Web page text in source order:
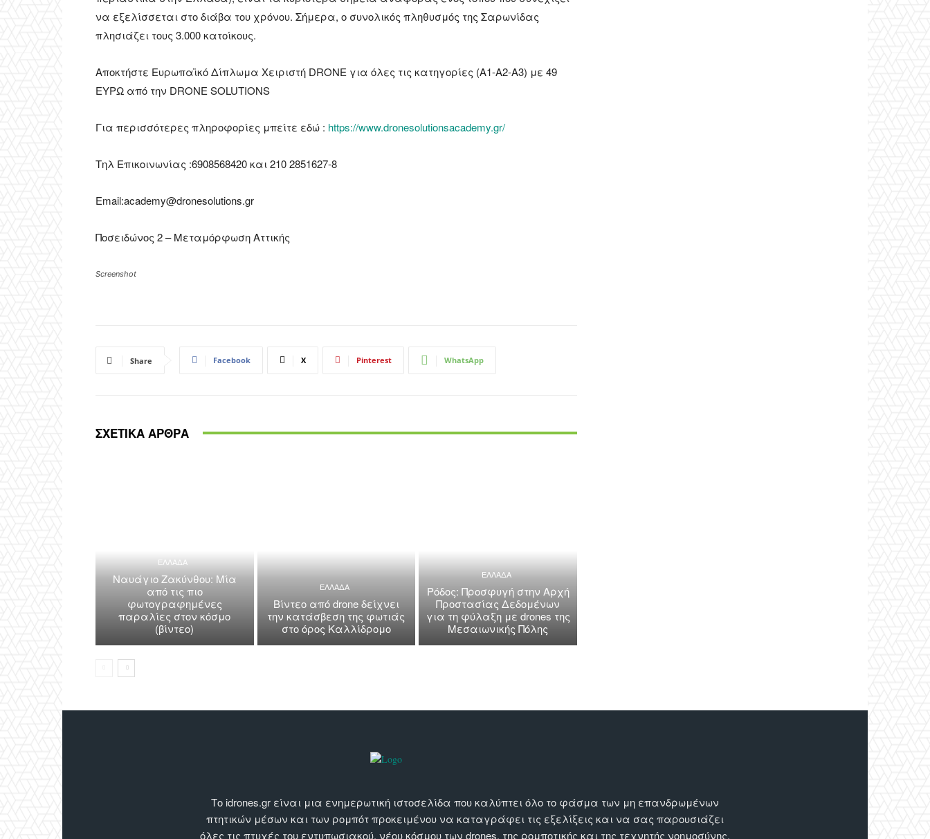
να εξελίσσεται στο διάβα του χρόνου. Σήμερα, ο συνολικός πληθυσμός της Σαρωνίδας
πλησιάζει τους 3.000 κατοίκους.
Αποκτήστε Ευρωπαϊκό Δίπλωμα Χειριστή DRONE για όλες τις κατηγορίες (Α1-Α2-Α3) με 49
ΕΥΡΩ από την DRONE SOLUTIONS
Για περισσότερες πληροφορίες μπείτε εδώ : https://www.dronesolutionsacademy.gr/
Τηλ Επικοινωνίας :6908568420και 210 2851627-8
Email:academy@dronesolutions.gr
Ποσειδώνος 2 – Μεταμόρφωση Αττικής
Screenshot
Share Facebook X Pinterest WhatsApp
ΣΧΕΤΙΚΑ ΑΡΘΡΑ
ΕΛΛΑΔΑ
Ναυάγιο Ζακύνθου: Μία
από τις πιο
φωτογραφημένες
παραλίες στον κόσμο
(βίντεο)
ΕΛΛΑΔΑ
Βίντεο από drone δείχνει
την κατάσβεση της φωτιάς
στο όρος Καλλίδρομο
ΕΛΛΑΔΑ
Ρόδος: Προσφυγή στην Αρχή
Προστασίας Δεδομένων
για τη φύλαξη με drones της
Μεσαιωνικής Πόλης
Το idrones.gr είναι μια ενημερωτική ιστοσελίδα που καλύπτει όλο το φάσμα των μη επανδρωμένων
πτητικών μέσων και των ρομπότ προκειμένου να καταγράφει τις εξελίξεις και να σας παρουσιάζει
όλες τις πτυχές του εντυπωσιακού, νέου κόσμου των drones, της ρομποτικής και της τεχνητής νοημοσύνης.